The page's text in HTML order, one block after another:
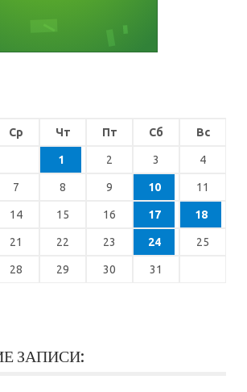
Ср Чт Пт Сб Вс
1 2 3 4
7 8 9 10 11
14 15 16 17 18
21 22 23 24 25
28 29 30
31
ЗАПИСИ: